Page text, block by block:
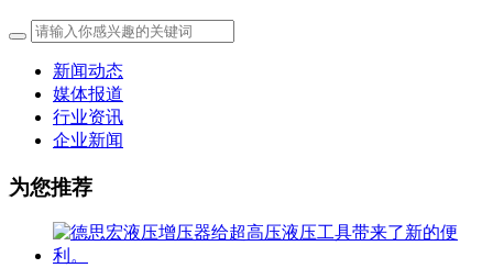
新闻动态
媒体报道
行业资讯
企业新闻
为您推荐